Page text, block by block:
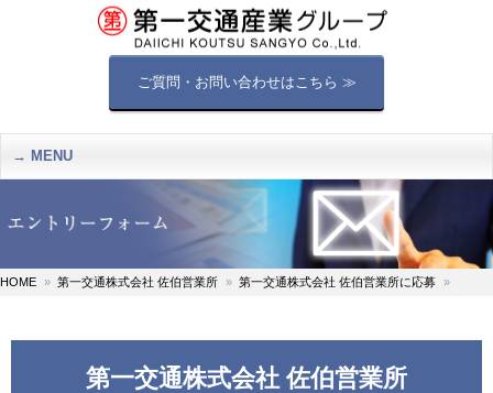
ご質問・お問い合わせはこちら ≫
MENU
HOME 第一交通株式会社 佐伯営業所 第一交通株式会社 佐伯営業所に応募
第一交通株式会社 佐伯営業所